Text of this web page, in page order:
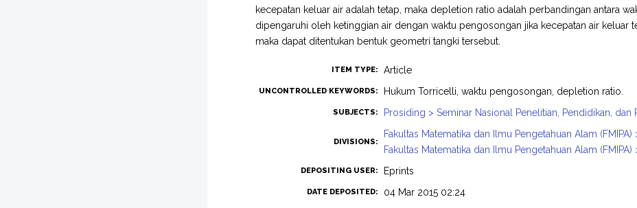
kecepatan keluar air adalah tetap, maka depletion ratio adalah perbandingan antara
dipengaruhi oleh ketinggian air dengan waktu pengosongan jika kecepatan air keluar
maka dapat ditentukan bentuk geometri tangki tersebut.
ITEM TYPE: Article
UNCONTROLLED KEYWORDS: Hukum Torricelli, waktu pengosongan, depletion ratio.
SUBJECTS: Prosiding > Seminar Nasional Penelitian, Pendidikan, dan
DIVISIONS:
Fakultas Matematika dan Ilmu Pengetahuan Alam
Fakultas Matematika dan Ilmu Pengetahuan Alam
DEPOSITING USER: Eprints
DATE DEPOSITED: 04 Mar 2015 02:24